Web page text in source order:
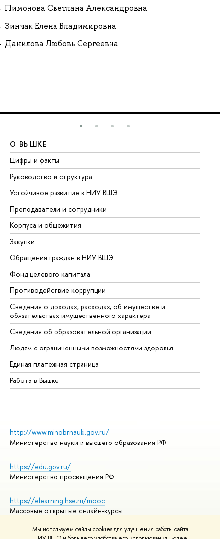
Мы используем файлы cookies для улучшения работы сайта
Пимонова Светлана Александровна
Зинчак Елена Владимировна
Данилова Любовь Сергеевна
О ВЫШКЕ
Цифры и факты
Руководство и структура
Устойчивое развитие в НИУ ВШЭ
Преподаватели и сотрудники
Корпуса и общежития
Закупки
Обращения граждан в НИУ ВШЭ
Фонд целевого капитала
Противодействие коррупции
Сведения о доходах, расходах, об имуществе и
обязательствах имущественного характера
Сведения об образовательной организации
Людям с ограниченными возможностями здоровья
Единая платежная страница
Работа в Вышке
http://www.minobrnauki.gov.ru/
Министерство науки и высшего образования РФ
https://edu.gov.ru/
Министерство просвещения РФ
https://elearning.hse.ru/mooc
Массовые открытые онлайн-курсы